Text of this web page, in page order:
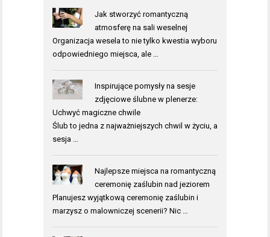
Jak stworzyć romantyczną
atmosferę na sali weselnej
Organizacja wesela to nie tylko kwestia wyboru
odpowiedniego miejsca, ale …
Inspirujące pomysły na sesje
zdjęciowe ślubne w plenerze:
Uchwyć magiczne chwile
Ślub to jedna z najważniejszych chwil w życiu, a
sesja …
Najlepsze miejsca na romantyczną
ceremonię zaślubin nad jeziorem
Planujesz wyjątkową ceremonię zaślubin i
marzysz o malowniczej scenerii? Nic …